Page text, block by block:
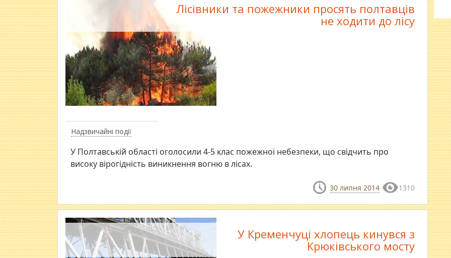
Надзвичайні події
Лісівники та пожежники просять полтавців
не ходити до лісу
​У Полтавській області оголосили 4-5 клас пожежної небезпеки, що свідчить про
високу вірогідність виникнення вогню в лісах.
30 липня 2014 1310
У Кременчуці хлопець кинувся з
Крюківського мосту